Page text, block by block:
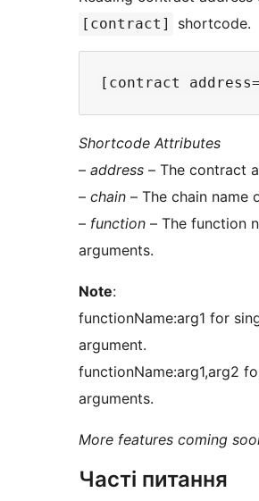
[contract] shortcode.
Shortcode Attributes
– address – The contract
– chain – The chain name
– function – The function
arguments.
Note:
functionName:arg1 for
argument.
functionName:arg1,arg2
arguments.
More features coming
Часті питання